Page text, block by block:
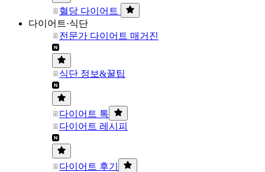
혈당 다이어트
다이어트·식단
전문가 다이어트 매거진
식단 정보&꿀팁
다이어트 톡
다이어트 레시피
다이어트 후기